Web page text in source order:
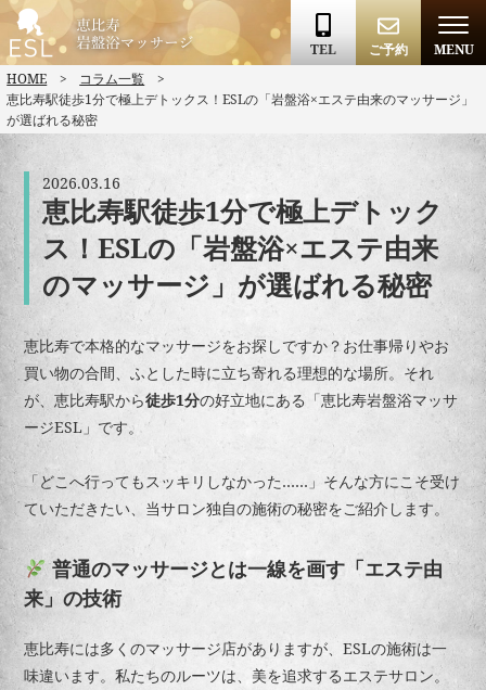
MENU
ご予約
TEL
HOME
コラム一覧
恵比寿駅徒歩1分で極上デトックス！ESLの「岩盤浴×エステ由来のマッサージ」
が選ばれる秘密
2026.03.16
恵比寿駅徒歩1分で極上デトック
ス！ESLの「岩盤浴×エステ由来
のマッサージ」が選ばれる秘密
恵比寿で本格的なマッサージをお探しですか？お仕事帰りやお
買い物の合間、ふとした時に立ち寄れる理想的な場所。それ
が、恵比寿駅から徒歩1分の好立地にある「恵比寿岩盤浴マッサ
ージESL」です。
「どこへ行ってもスッキリしなかった……」そんな方にこそ受け
ていただきたい、当サロン独自の施術の秘密をご紹介します。
普通のマッサージとは一線を画す「エステ由
来」の技術
恵比寿には多くのマッサージ店がありますが、ESLの施術は一
味違います。私たちのルーツは、美を追求するエステサロン。